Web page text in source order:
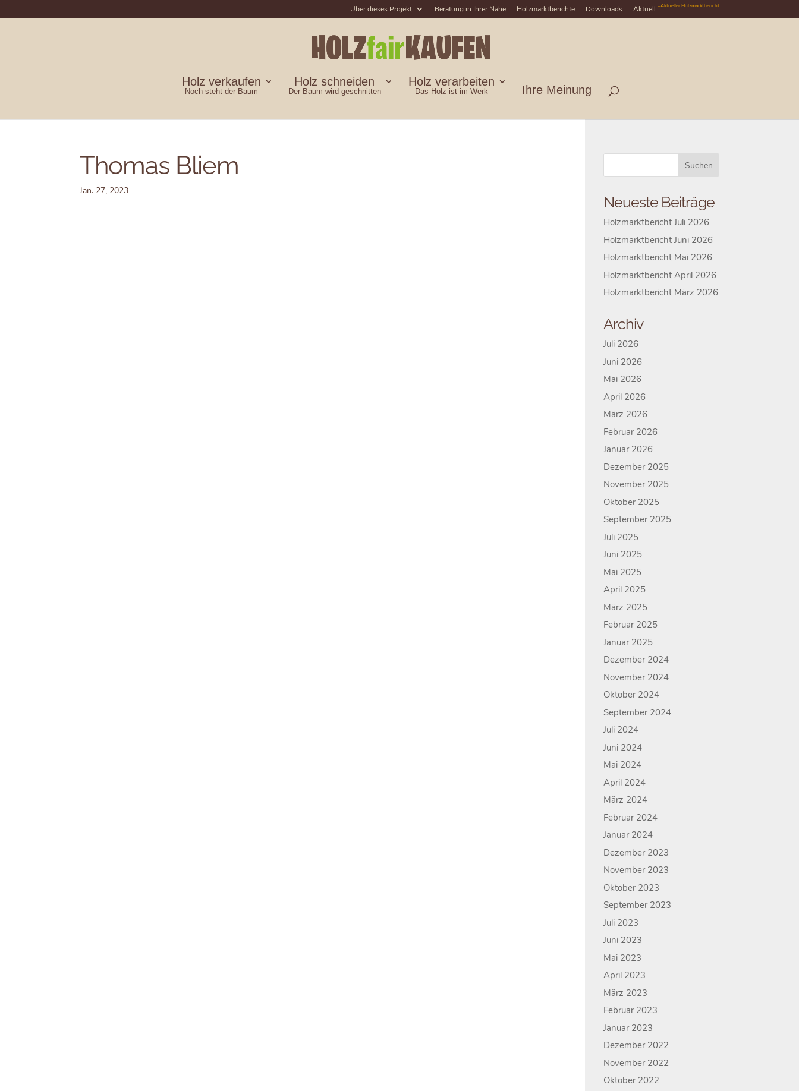
Über dieses Projekt Beratung in Ihrer Nähe Holzmarktberichte Downloads Aktuell +Aktueller Holzmarktbericht
Holz verkaufen
Noch steht der Baum
Holz schneiden
Der Baum wird geschnitten
Holz verarbeiten
Das Holz ist im Werk Ihre Meinung
Thomas Bliem
Jan. 27, 2023
Neueste Beiträge
Holzmarktbericht Juli 2026
Holzmarktbericht Juni 2026
Holzmarktbericht Mai 2026
Holzmarktbericht April 2026
Holzmarktbericht März 2026
Archiv
Juli 2026
Juni 2026
Mai 2026
April 2026
März 2026
Februar 2026
Januar 2026
Dezember 2025
November 2025
Oktober 2025
September 2025
Juli 2025
Juni 2025
Mai 2025
April 2025
März 2025
Februar 2025
Januar 2025
Dezember 2024
November 2024
Oktober 2024
September 2024
Juli 2024
Juni 2024
Mai 2024
April 2024
März 2024
Februar 2024
Januar 2024
Dezember 2023
November 2023
Oktober 2023
September 2023
Juli 2023
Juni 2023
Mai 2023
April 2023
März 2023
Februar 2023
Januar 2023
Dezember 2022
November 2022
Oktober 2022